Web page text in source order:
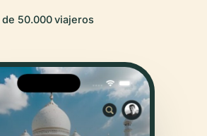
de 50.000 viajeros